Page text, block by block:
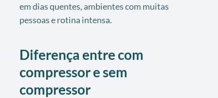
em dias quentes, ambientes com muitas
pessoas e rotina intensa.
Diferença entre com
compressor e sem
compressor